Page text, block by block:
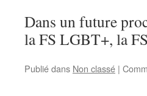
Dans un future
la FS LGBT+, la
Publié dans Non classé |